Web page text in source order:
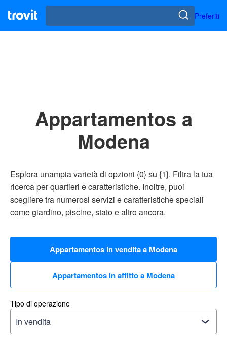
Preferiti
Appartamentos a
Modena
Esplora unampia varietà di opzioni {0} su {1}. Filtra la tua
ricerca per quartieri e caratteristiche. Inoltre, puoi
scegliere tra numerosi servizi e caratteristiche speciali
come giardino, piscine, stato e altro ancora.
Appartamentos in vendita a Modena
Appartamentos in affitto a Modena
Tipo di operazione